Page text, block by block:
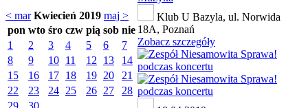
< mar Kwiecień 2019 maj >
pon wto śro czw pią sob nie
1
2 3 4 5 6
7
8
9 10 11 12 13
14
15
16 17 18 19 20
21
22
23 24 25 26 27
28
Klub U Bazyla, ul. Norwida
18A, Poznań
Zobacz szczegóły